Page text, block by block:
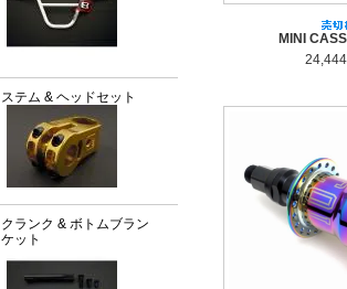
ステム & ヘッドセット
クランク & ボトムブラン
ケット
MINI